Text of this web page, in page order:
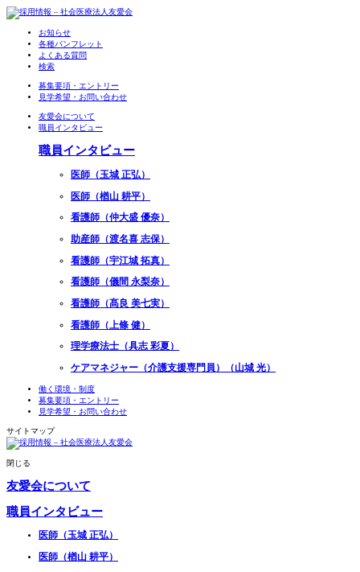
お知らせ
各種パンフレット
よくある質問
検索
募集要項・エントリー
見学希望・お問い合わせ
友愛会について
職員インタビュー
職員インタビュー
医師（玉城 正弘）
医師（楢山 耕平）
看護師（仲大盛 優奈）
助産師（渡名喜 志保）
看護師（宇江城 拓真）
看護師（儀間 永梨奈）
看護師（髙良 美七実）
看護師（上條 健）
理学療法士（具志 彩夏）
ケアマネジャー（介護支援専門員）（山城 光）
働く環境・制度
募集要項・エントリー
見学希望・お問い合わせ
サイトマップ
閉じる
友愛会について
職員インタビュー
医師（玉城 正弘）
医師（楢山 耕平）